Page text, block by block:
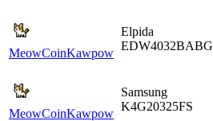
MeowCoinKawpow
Elpida
EDW4032BABG
MeowCoinKawpow
Samsung
K4G20325FS